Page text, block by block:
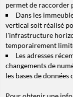
permet de raccorder
Dans les
vertical soit réalisé
l'infrastructure
temporairement
Les adresses
changements de
les bases de